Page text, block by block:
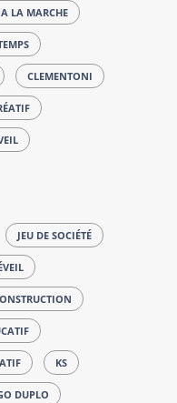
LA MARCHE
CLEMENTONI
JEU DE SOCIÉTÉ
KS
DUPLO